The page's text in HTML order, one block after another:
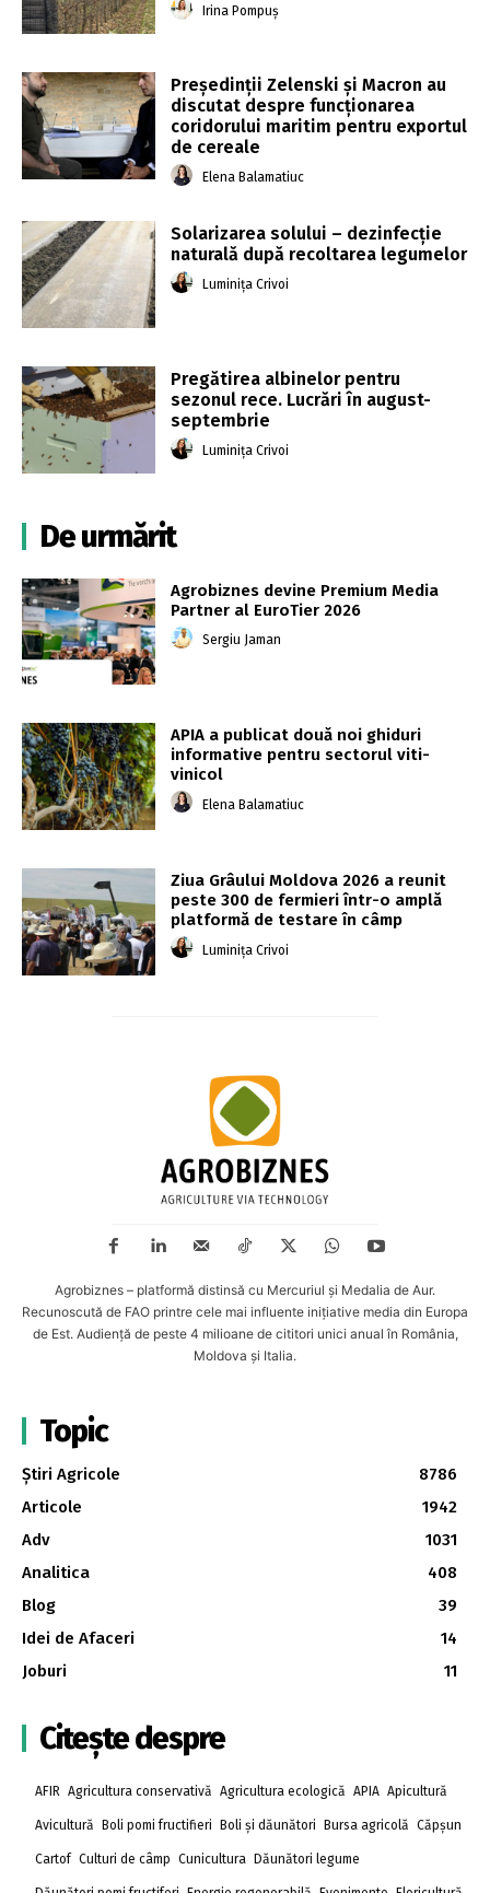
Irina Pompuș
Preşedinţii Zelenski şi Macron au
discutat despre funcţionarea
coridorului maritim pentru exportul
de cereale
Elena Balamatiuc
Solarizarea solului – dezinfecție
naturală după recoltarea legumelor
Luminița Crivoi
Pregătirea albinelor pentru
sezonul rece. Lucrări în august-
septembrie
Luminița Crivoi
De urmărit
Agrobiznes devine Premium Media
Partner al EuroTier 2026
Sergiu Jaman
APIA a publicat două noi ghiduri
informative pentru sectorul viti-
vinicol
Elena Balamatiuc
Ziua Grâului Moldova 2026 a reunit
peste 300 de fermieri într-o amplă
platformă de testare în câmp
Luminița Crivoi
Agrobiznes – platformă distinsă cu Mercuriul și Medalia de Aur.
Recunoscută de FAO printre cele mai influente inițiative media din Europa
de Est. Audiență de peste 4 milioane de cititori unici anual în România,
Moldova și Italia.
Topic
Știri Agricole
8786
Articole
1942
Adv
1031
Analitica
408
Blog
39
Idei de Afaceri
14
Joburi
11
Citește despre
AFIR Agricultura conservativă Agricultura ecologică APIA Apicultură
Avicultură Boli pomi fructifieri Boli și dăunători Bursa agricolă Căpșun
Cartof Culturi de câmp Cunicultura Dăunători legume